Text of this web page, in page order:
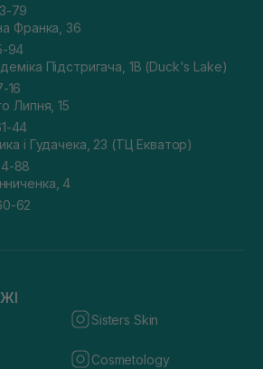
79
Франка, 36
94
Підстригача, 1В (Duck's Lake)
16
Липня, 15
44
і Гудачека, 23 (ТЦ Екватор)
88
4
62
Sisters Skin
Cosmetology